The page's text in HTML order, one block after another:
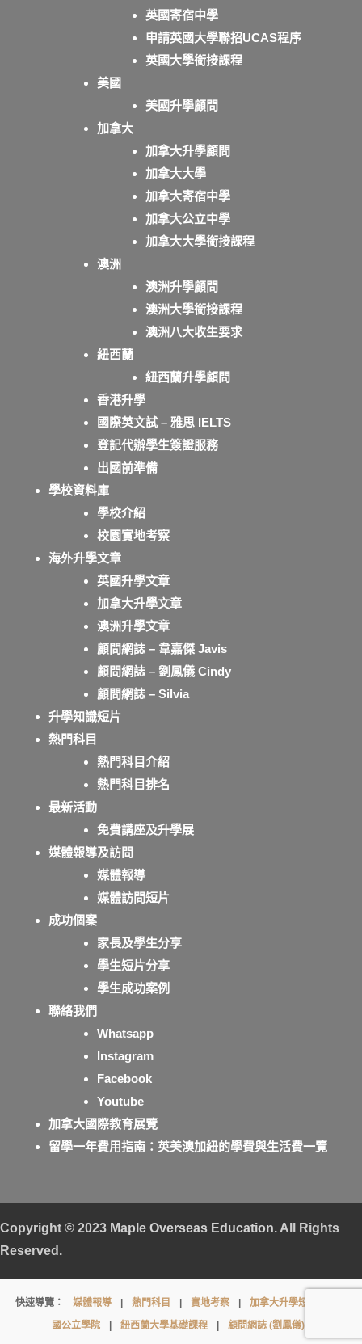
英國寄宿中學
申請英國大學聯招UCAS程序
英國大學銜接課程
美國
美國升學顧問
加拿大
加拿大升學顧問
加拿大大學
加拿大寄宿中學
加拿大公立中學
加拿大大學銜接課程
澳洲
澳洲升學顧問
澳洲大學銜接課程
澳洲八大收生要求
紐西蘭
紐西蘭升學顧問
香港升學
國際英文試 – 雅思 IELTS
登記代辦學生簽證服務
出國前準備
學校資料庫
學校介紹
校園實地考察
海外升學文章
英國升學文章
加拿大升學文章
澳洲升學文章
顧問網誌 – 韋嘉傑 Javis
顧問網誌 – 劉鳳儀 Cindy
顧問網誌 – Silvia
升學知識短片
熱門科目
熱門科目介紹
熱門科目排名
最新活動
免費講座及升學展
媒體報導及訪問
媒體報導
媒體訪問短片
成功個案
家長及學生分享
學生短片分享
學生成功案例
聯絡我們
Whatsapp
Instagram
Facebook
Youtube
加拿大國際教育展覽
留學一年費用指南：英美澳加紐的學費與生活費一覽
Copyright © 2023 Maple Overseas Education. All Rights
Reserved.
Douglas
College
快速導覽： 媒體報導 熱門科目 實地考察 加拿大升學短片
國公立學院
紐西蘭大學基礎課程 顧問網誌 (劉鳳儀)